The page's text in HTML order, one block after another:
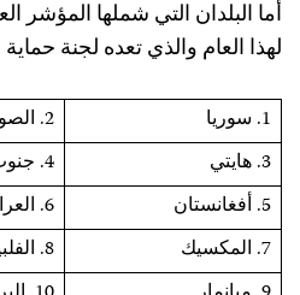
أما البلدان التي شملها المؤشر
لهذا العام والذي تعده لجنة
1. سوريا
2. الصومال
3. هايتي
4. جنوب السودان
5. أفغانستان
6. العراق
7. المكسيك
8. الفلبين